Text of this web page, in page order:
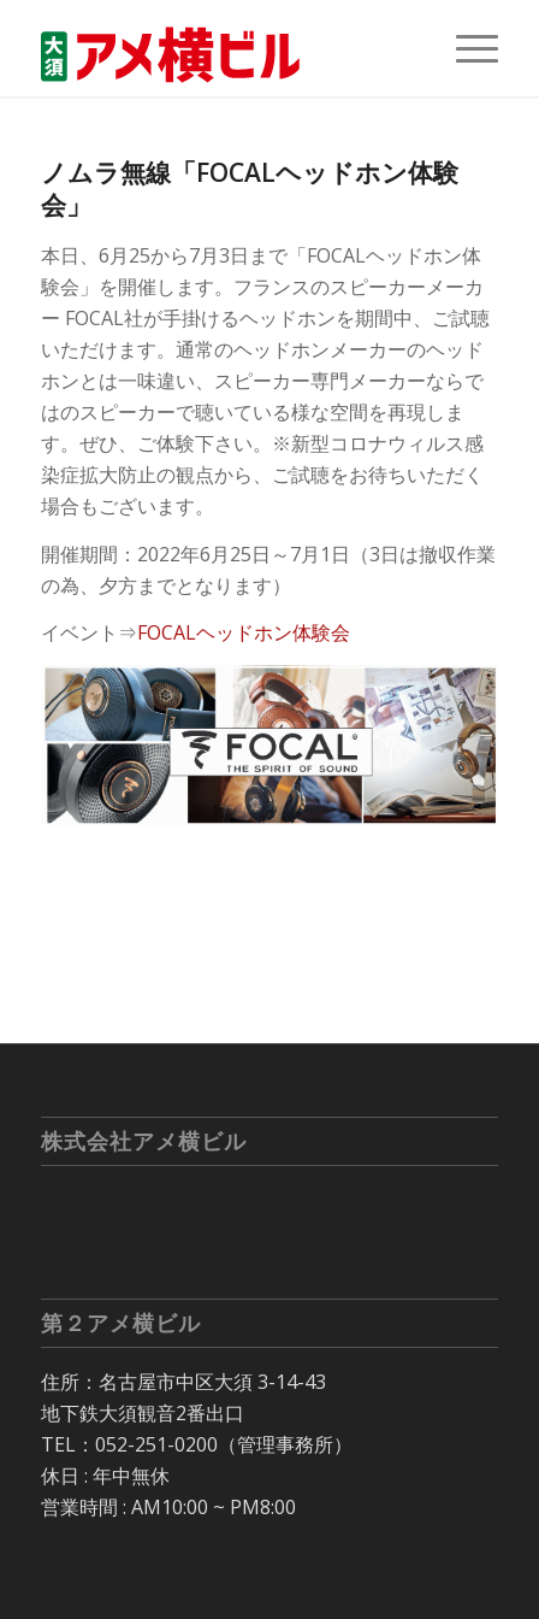
ノムラ無線「FOCALヘッドホン体験
会」
本日、6月25から7月3日まで「FOCALヘッドホン体
験会」を開催します。フランスのスピーカーメーカ
ー FOCAL社が手掛けるヘッドホンを期間中、ご試聴
いただけます。通常のヘッドホンメーカーのヘッド
ホンとは一味違い、スピーカー専門メーカーならで
はのスピーカーで聴いている様な空間を再現しま
す。ぜひ、ご体験下さい。※新型コロナウィルス感
染症拡大防止の観点から、ご試聴をお待ちいただく
場合もございます。
開催期間：2022年6月25日～7月1日（3日は撤収作業
の為、夕方までとなります）
イベント⇒FOCALヘッドホン体験会
株式会社アメ横ビル
第２アメ横ビル
住所：名古屋市中区大須 3-14-43
地下鉄大須観音2番出口
TEL：052-251-0200（管理事務所）
休日 : 年中無休
営業時間 : AM10:00 ~ PM8:00